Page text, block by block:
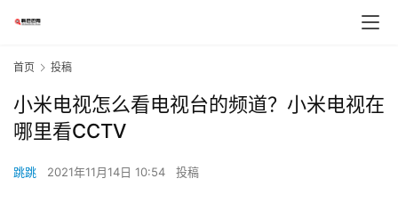
首页 投稿
小米电视怎么看电视台的频道？小米电视在
哪里看CCTV
跳跳 2021年11月14日 10:54 投稿